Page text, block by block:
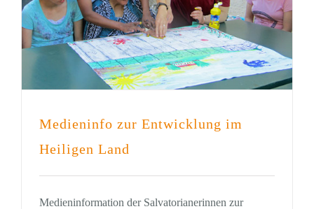
Medieninfo zur Entwicklung im
Heiligen Land
Medieninformation der Salvatorianerinnen zur